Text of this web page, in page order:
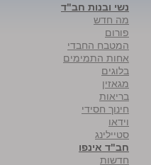
נשי ובנות חב"ד
מה חדש
פורום
המטבח החבדי
אחות התמימים
בלוגים
מגאזין
בריאות
חינוך חסידי
וידאו
סטיילינג
חב"ד אינפו
חדשות